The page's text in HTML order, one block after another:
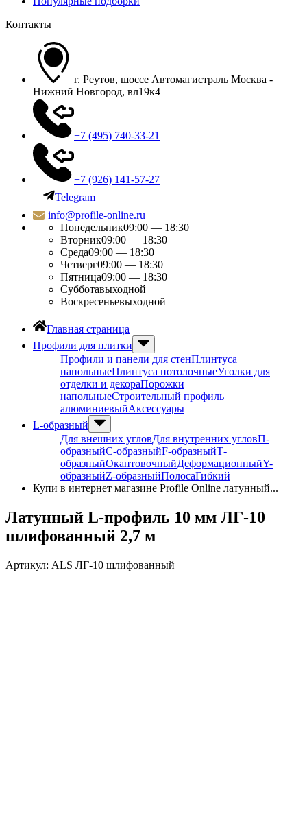
Контакты
г. Реутов, шоссе Автомагистраль Москва -
Нижний Новгород, вл19к4
+7 (495) 740-33-21
+7 (926) 141-57-27
Telegram
info@profile-online.ru
Понедельник09:00 — 18:30
Вторник09:00 — 18:30
Среда09:00 — 18:30
Четверг09:00 — 18:30
Пятница09:00 — 18:30
Субботавыходной
Воскресеньевыходной
Главная страница
Профили для плитки
Профили и панели для стенПлинтуса
напольныеПлинтуса потолочныеУголки для
отделки и декораПорожки
напольныеСтроительный профиль
алюминиевыйАксессуары
L-образный
Для внешних угловДля внутренних угловП-
образныйС-образныйF-образныйТ-
образныйОкантовочныйДеформационныйY-
образныйZ-образныйПолосаГибкий
Купи в интернет магазине Profile Online латунный...
Латунный L-профиль 10 мм ЛГ-10
шлифованный 2,7 м
Артикул: ALS ЛГ-10 шлифованный